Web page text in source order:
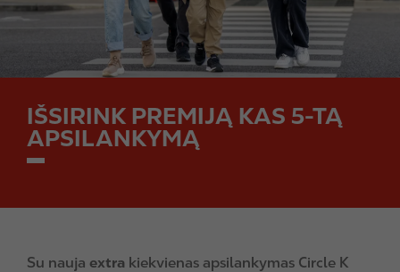
IŠSIRINK PREMIJĄ KAS 5-TĄ
APSILANKYMĄ
Su nauja extra kiekvienas apsilankymas Circle K